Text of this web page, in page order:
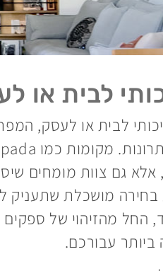
לבית או
לבית או לעסק,
גם צוות מומחים
בחירה מושכלת
החל מהזיהוי של
עבורכם.